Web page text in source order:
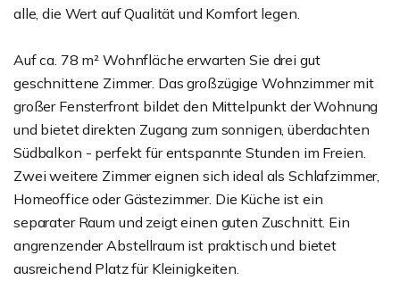
alle, die Wert auf Qualität und Komfort legen.
Auf ca. 78 m² Wohnfläche erwarten Sie drei gut
geschnittene Zimmer. Das großzügige Wohnzimmer mit
großer Fensterfront bildet den Mittelpunkt der Wohnung
und bietet direkten Zugang zum sonnigen, überdachten
Südbalkon - perfekt für entspannte Stunden im Freien.
Zwei weitere Zimmer eignen sich ideal als Schlafzimmer,
Homeoffice oder Gästezimmer. Die Küche ist ein
separater Raum und zeigt einen guten Zuschnitt. Ein
angrenzender Abstellraum ist praktisch und bietet
ausreichend Platz für Kleinigkeiten.